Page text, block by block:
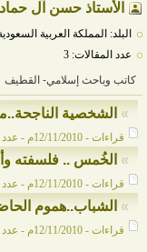
الأستاذ حسن آل
البلد: المملكة العربية
عدد المقالات: 3
كاتب وباحث إسلامي- القطيف
» الشخصية
قراءات - 12/11/2010م - عدد القراءات: « 18280 »
» الخُمس .. فلسفته
قراءات - 12/11/2010م - عدد القراءات: « 17969 »
» الشباب..هموم
قراءات - 12/11/2010م - عدد القراءات: « 18054 »